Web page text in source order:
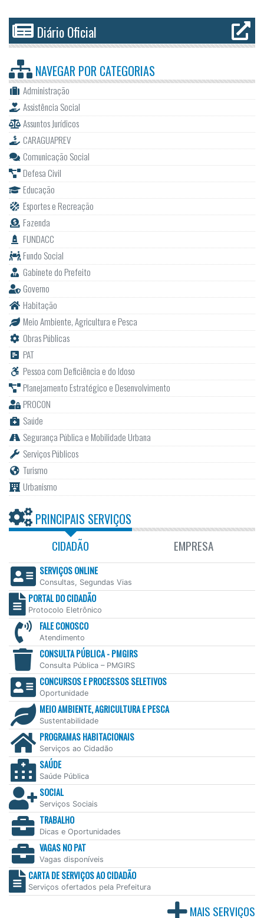
Diário Oficial
NAVEGAR POR CATEGORIAS
Administração
Assistência Social
Assuntos Jurídicos
CARAGUAPREV
Comunicação Social
Defesa Civil
Educação
Esportes e Recreação
Fazenda
FUNDACC
Fundo Social
Gabinete do Prefeito
Governo
Habitação
Meio Ambiente, Agricultura e Pesca
Obras Públicas
PAT
Pessoa com Deficiência e do Idoso
Planejamento Estratégico e Desenvolvimento
PROCON
Saúde
Segurança Pública e Mobilidade Urbana
Serviços Públicos
Turismo
Urbanismo
PRINCIPAIS SERVIÇOS
CIDADÃO EMPRESA
SERVIÇOS ONLINE
Consultas, Segundas Vias
PORTAL DO CIDADÃO
Protocolo Eletrônico
FALE CONOSCO
Atendimento
CONSULTA PÚBLICA - PMGIRS
Consulta Pública – PMGIRS
CONCURSOS E PROCESSOS SELETIVOS
Oportunidade
MEIO AMBIENTE, AGRICULTURA E PESCA
Sustentabilidade
PROGRAMAS HABITACIONAIS
Serviços ao Cidadão
SAÚDE
Saúde Pública
SOCIAL
Serviços Sociais
TRABALHO
Dicas e Oportunidades
VAGAS NO PAT
Vagas disponíveis
CARTA DE SERVIÇOS AO CIDADÃO
Serviços ofertados pela Prefeitura
MAIS SERVIÇOS